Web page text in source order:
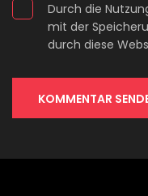
Durch die
mit der
durch diese
KOMMENTAR